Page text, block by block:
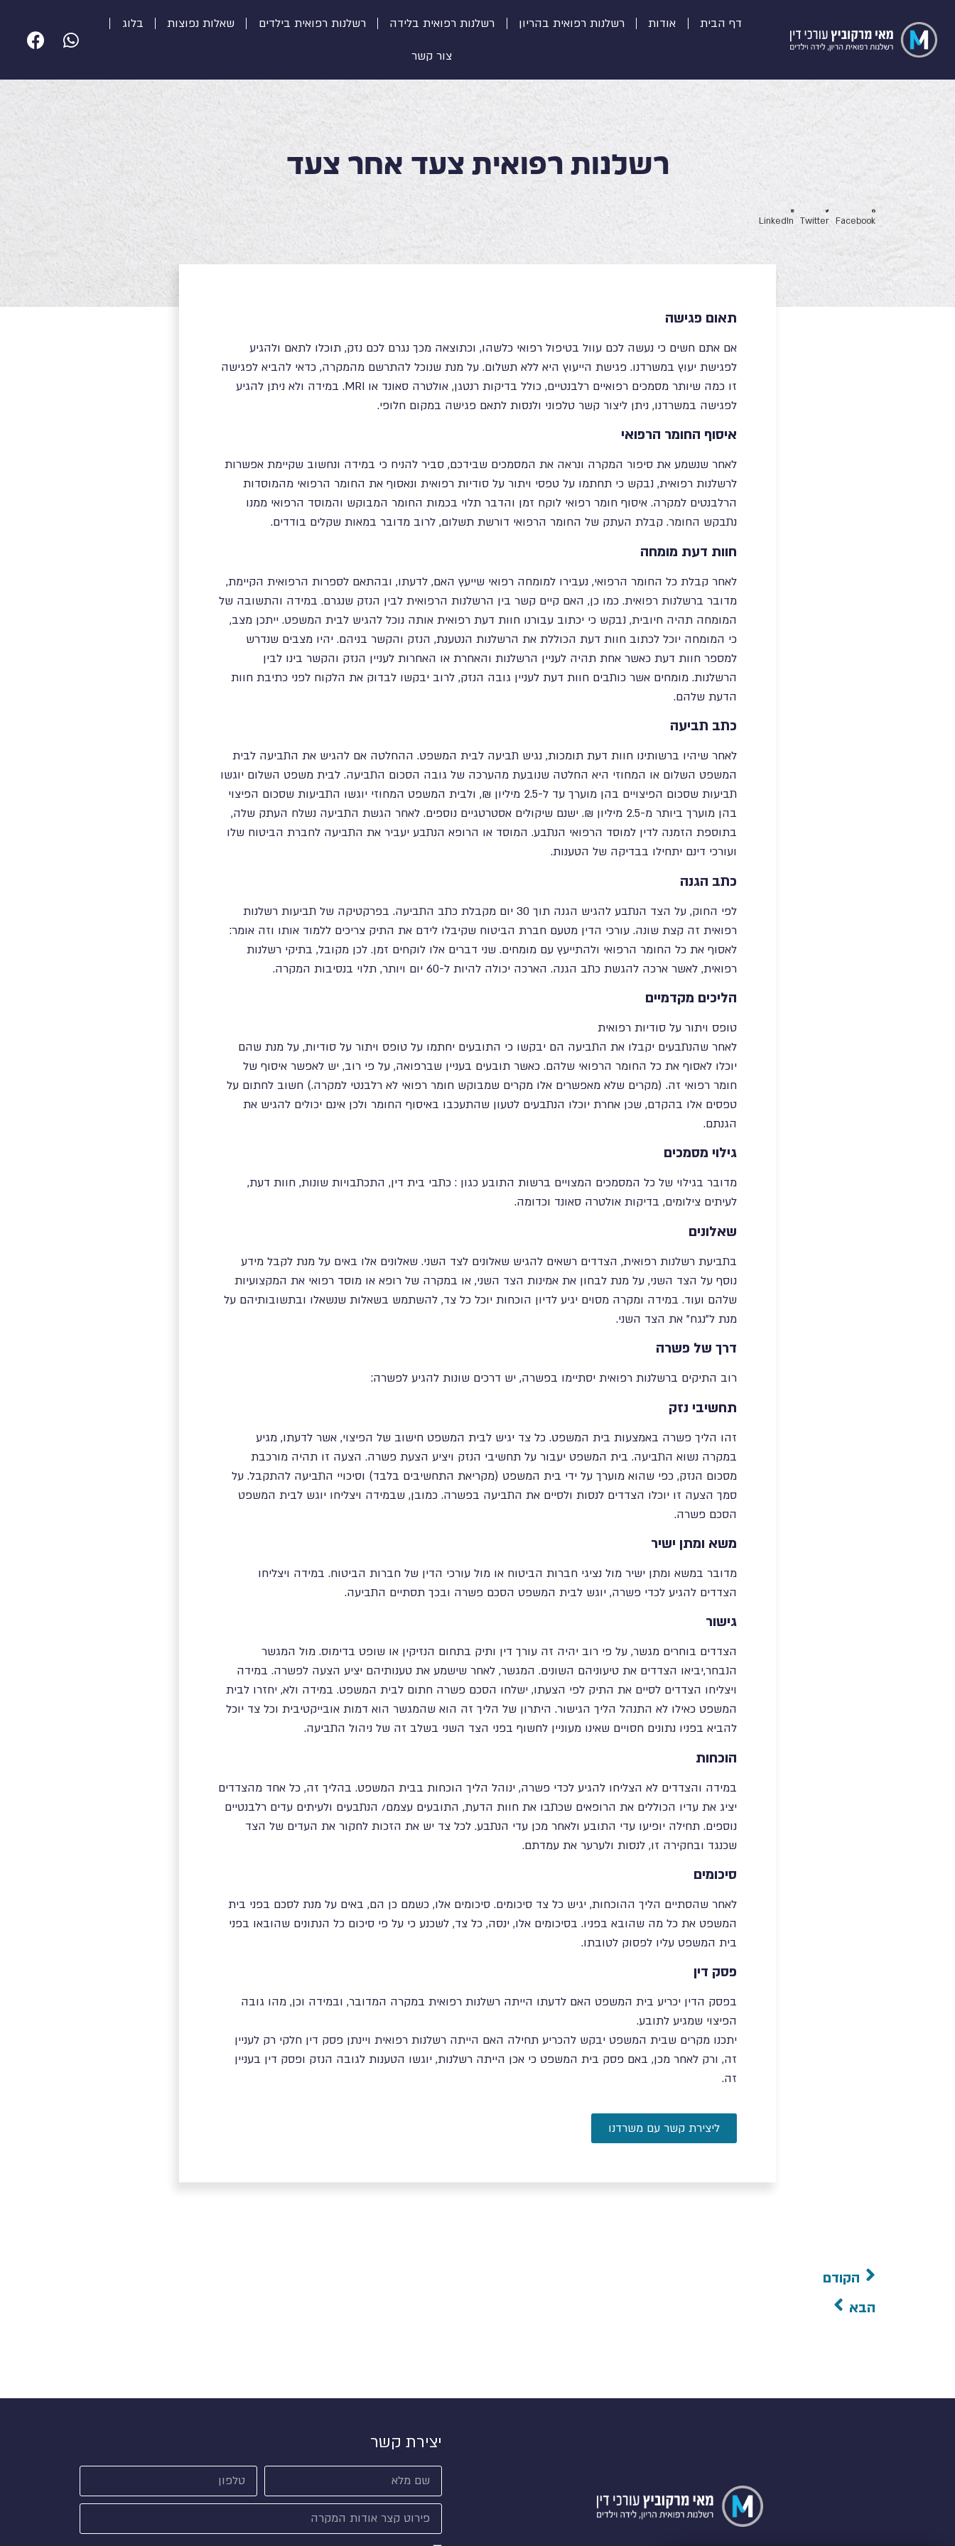
דף הבית אודות רשלנות רפואית בהריון רשלנות רפואית בלידה רשלנות רפואית בילדים שאלות נפוצות בלוג
צור קשר
רשלנות רפואית צעד אחר צעד
Facebook
Twitter
LinkedIn
תאום פגישה
אם אתם חשים כי נעשה לכם עוול בטיפול רפואי כלשהו, וכתוצאה מכך נגרם לכם נזק, תוכלו לתאם ולהגיע
לפגישת יעוץ במשרדנו. פגישת הייעוץ היא ללא תשלום. על מנת שנוכל להתרשם מהמקרה, כדאי להביא לפגישה
זו כמה שיותר מסמכים רפואיים רלבנטיים, כולל בדיקות רנטגן, אולטרה סאונד או MRI. במידה ולא ניתן להגיע
לפגישה במשרדנו, ניתן ליצור קשר טלפוני ולנסות לתאם פגישה במקום חלופי.
איסוף החומר הרפואי
לאחר שנשמע את סיפור המקרה ונראה את המסמכים שבידכם, סביר להניח כי במידה ונחשוב שקיימת אפשרות
לרשלנות רפואית, נבקש כי תחתמו על טפסי ויתור על סודיות רפואית ונאסוף את החומר הרפואי מהמוסדות
הרלבנטים למקרה. איסוף חומר רפואי לוקח זמן והדבר תלוי בכמות החומר המבוקש והמוסד הרפואי ממנו
נתבקש החומר. קבלת העתק של החומר הרפואי דורשת תשלום, לרוב מדובר במאות שקלים בודדים.
חוות דעת מומחה
לאחר קבלת כל החומר הרפואי, נעבירו למומחה רפואי שייעץ האם, לדעתו, ובהתאם לספרות הרפואית הקיימת,
מדובר ברשלנות רפואית. כמו כן, האם קיים קשר בין הרשלנות הרפואית לבין הנזק שנגרם. במידה והתשובה של
המומחה תהיה חיובית, נבקש כי יכתוב עבורנו חוות דעת רפואית אותה נוכל להגיש לבית המשפט. ייתכן מצב,
כי המומחה יוכל לכתוב חוות דעת הכוללת את הרשלנות הנטענת, הנזק והקשר בניהם. יהיו מצבים שנדרש
למספר חוות דעת כאשר אחת תהיה לעניין הרשלנות והאחרת או האחרות לעניין הנזק והקשר בינו לבין
הרשלנות. מומחים אשר כותבים חוות דעת לעניין גובה הנזק, לרוב יבקשו לבדוק את הלקוח לפני כתיבת חוות
הדעת שלהם.
כתב תביעה
לאחר שיהיו ברשותינו חוות דעת תומכות, נגיש תביעה לבית המשפט. ההחלטה אם להגיש את התביעה לבית
המשפט השלום או המחוזי היא החלטה שנובעת מהערכה של גובה הסכום התביעה. לבית משפט השלום יוגשו
תביעות שסכום הפיצויים בהן מוערך עד ל-2.5 מיליון ₪, ולבית המשפט המחוזי יוגשו התביעות שסכום הפיצוי
בהן מוערך ביותר מ-2.5 מיליון ₪. ישנם שיקולים אסטרטגיים נוספים. לאחר הגשת התביעה נשלח העתק שלה,
בתוספת הזמנה לדין למוסד הרפואי הנתבע. המוסד או הרופא הנתבע יעביר את התביעה לחברת הביטוח שלו
ועורכי דינם יתחילו בבדיקה של הטענות.
כתב הגנה
לפי החוק, על הצד הנתבע להגיש הגנה תוך 30 יום מקבלת כתב התביעה. בפרקטיקה של תביעות רשלנות
רפואית זה קצת שונה. עורכי הדין מטעם חברת הביטוח שקיבלו לידם את התיק צריכים ללמוד אותו וזה אומר:
לאסוף את כל החומר הרפואי ולהתייעץ עם מומחים. שני דברים אלו לוקחים זמן. לכן מקובל, בתיקי רשלנות
רפואית, לאשר ארכה להגשת כתב הגנה. הארכה יכולה להיות ל-60 יום ויותר, תלוי בנסיבות המקרה.
הליכים מקדמיים
טופס ויתור על סודיות רפואית
לאחר שהנתבעים יקבלו את התביעה הם יבקשו כי התובעים יחתמו על טופס ויתור על סודיות, על מנת שהם
יוכלו לאסוף את כל החומר הרפואי שלהם. כאשר תובעים בעניין שברפואה, על פי רוב, יש לאפשר איסוף של
חומר רפואי זה. (מקרים שלא מאפשרים אלו מקרים שמבוקש חומר רפואי לא רלבנטי למקרה.) חשוב לחתום על
טפסים אלו בהקדם, שכן אחרת יוכלו הנתבעים לטעון שהתעכבו באיסוף החומר ולכן אינם יכולים להגיש את
הגנתם.
גילוי מסמכים
מדובר בגילוי של כל המסמכים המצויים ברשות התובע כגון : כתבי בית דין, התכתבויות שונות, חוות דעת,
לעיתים צילומים, בדיקות אולטרה סאונד וכדומה.
שאלונים
בתביעת רשלנות רפואית, הצדדים רשאים להגיש שאלונים לצד השני. שאלונים אלו באים על מנת לקבל מידע
נוסף על הצד השני, על מנת לבחון את אמינות הצד השני, או במקרה של רופא או מוסד רפואי את המקצועיות
שלהם ועוד. במידה ומקרה מסוים יגיע לדיון הוכחות יוכל כל צד, להשתמש בשאלות שנשאלו ובתשובותיהם על
מנת ל"נגח" את הצד השני.
דרך של פשרה
רוב התיקים ברשלנות רפואית יסתיימו בפשרה, יש דרכים שונות להגיע לפשרה:
תחשיבי נזק
זהו הליך פשרה באמצעות בית המשפט. כל צד יגיש לבית המשפט חישוב של הפיצוי, אשר לדעתו, מגיע
במקרה נשוא התביעה. בית המשפט יעבור על תחשיבי הנזק ויציע הצעת פשרה. הצעה זו תהיה מורכבת
מסכום הנזק, כפי שהוא מוערך על ידי בית המשפט (מקריאת התחשיבים בלבד) וסיכויי התביעה להתקבל. על
סמך הצעה זו יוכלו הצדדים לנסות ולסיים את התביעה בפשרה. כמובן, שבמידה ויצליחו יוגש לבית המשפט
הסכם פשרה.
משא ומתן ישיר
מדובר במשא ומתן ישיר מול נציגי חברות הביטוח או מול עורכי הדין של חברות הביטוח. במידה ויצליחו
הצדדים להגיע לכדי פשרה, יוגש לבית המשפט הסכם פשרה ובכך תסתיים התביעה.
גישור
הצדדים בוחרים מגשר, על פי רוב יהיה זה עורך דין ותיק בתחום הנזיקין או שופט בדימוס. מול המגשר
הנבחר,יביאו הצדדים את טיעוניהם השונים. המגשר, לאחר שישמע את טענותיהם יציע הצעה לפשרה. במידה
ויצליחו הצדדים לסיים את התיק לפי הצעתו, ישלחו הסכם פשרה חתום לבית המשפט. במידה ולא, יחזרו לבית
המשפט כאילו לא התנהל הליך הגישור. היתרון של הליך זה הוא שהמגשר הוא דמות אובייקטיבית וכל צד יוכל
להביא בפניו נתונים חסויים שאינו מעוניין לחשוף בפני הצד השני בשלב זה של ניהול התביעה.
הוכחות
במידה והצדדים לא הצליחו להגיע לכדי פשרה, ינוהל הליך הוכחות בבית המשפט. בהליך זה, כל אחד מהצדדים
יציג את עדיו הכוללים את הרופאים שכתבו את חוות הדעת, התובעים עצמם/ הנתבעים ולעיתים עדים רלבנטיים
נוספים. תחילה יופיעו עדי התובע ולאחר מכן עדי הנתבע. לכל צד יש את הזכות לחקור את העדים של הצד
שכנגד ובחקירה זו, לנסות ולערער את עמדתם.
סיכומים
לאחר שהסתיים הליך ההוכחות, יגיש כל צד סיכומים. סיכומים אלו, כשמם כן הם, באים על מנת לסכם בפני בית
המשפט את כל מה שהובא בפניו. בסיכומים אלו, ינסה, כל צד, לשכנע כי על פי סיכום כל הנתונים שהובאו בפני
בית המשפט עליו לפסוק לטובתו.
פסק דין
בפסק הדין יכריע בית המשפט האם לדעתו הייתה רשלנות רפואית במקרה המדובר, ובמידה וכן, מהו גובה
הפיצוי שמגיע לתובע.
יתכנו מקרים שבית המשפט יבקש להכריע תחילה האם הייתה רשלנות רפואית ויינתן פסק דין חלקי רק לעניין
זה, ורק לאחר מכן, באם פסק בית המשפט כי אכן הייתה רשלנות, יוגשו הטענות לגובה הנזק ופסק דין בעניין
זה.
ליצירת קשר עם משרדנו
הקודם
הבא
יצירת קשר